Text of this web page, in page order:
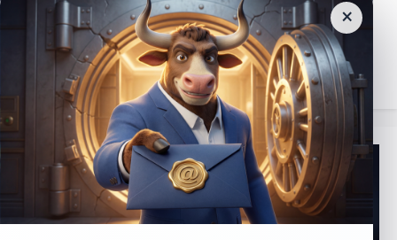
×
Nejčtenějšízprávy